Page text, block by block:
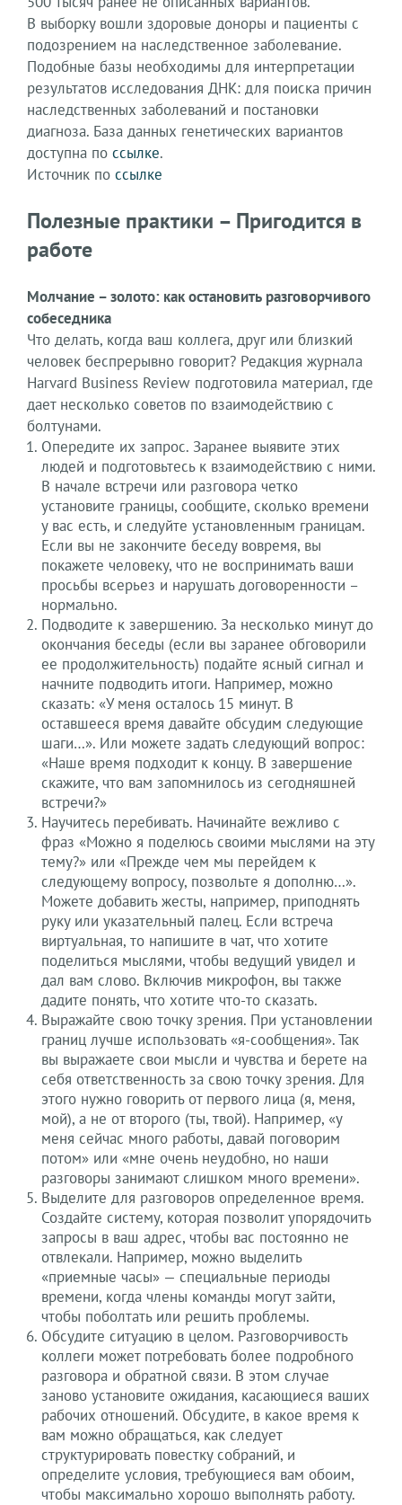
В выборку вошли здоровые доноры и пациенты с
подозрением на наследственное заболевание.
Подобные базы необходимы для интерпретации
результатов исследования ДНК: для поиска причин
наследственных заболеваний и постановки
диагноза. База данных генетических вариантов
доступна по ссылке.
Источник по ссылке
Полезные практики – Пригодится в
работе
Молчание – золото: как остановить разговорчивого
собеседника
Что делать, когда ваш коллега, друг или близкий
человек беспрерывно говорит? Редакция журнала
Harvard Business Review подготовила материал, где
дает несколько советов по взаимодействию с
болтунами.
Опередите их запрос. Заранее выявите этих
людей и подготовьтесь к взаимодействию с ними.
В начале встречи или разговора четко
установите границы, сообщите, сколько времени
у вас есть, и следуйте установленным границам.
Если вы не закончите беседу вовремя, вы
покажете человеку, что не воспринимать ваши
просьбы всерьез и нарушать договоренности –
нормально.
Подводите к завершению. За несколько минут до
окончания беседы (если вы заранее обговорили
ее продолжительность) подайте ясный сигнал и
начните подводить итоги. Например, можно
сказать: «У меня осталось 15 минут. В
оставшееся время давайте обсудим следующие
шаги…». Или можете задать следующий вопрос:
«Наше время подходит к концу. В завершение
скажите, что вам запомнилось из сегодняшней
встречи?»
Научитесь перебивать. Начинайте вежливо с
фраз «Можно я поделюсь своими мыслями на эту
тему?» или «Прежде чем мы перейдем к
следующему вопросу, позвольте я дополню…».
Можете добавить жесты, например, приподнять
руку или указательный палец. Если встреча
виртуальная, то напишите в чат, что хотите
поделиться мыслями, чтобы ведущий увидел и
дал вам слово. Включив микрофон, вы также
дадите понять, что хотите что-то сказать.
Выражайте свою точку зрения. При установлении
границ лучше использовать «я-сообщения». Так
вы выражаете свои мысли и чувства и берете на
себя ответственность за свою точку зрения. Для
этого нужно говорить от первого лица (я, меня,
мой), а не от второго (ты, твой). Например, «у
меня сейчас много работы, давай поговорим
потом» или «мне очень неудобно, но наши
разговоры занимают слишком много времени».
Выделите для разговоров определенное время.
Создайте систему, которая позволит упорядочить
запросы в ваш адрес, чтобы вас постоянно не
отвлекали. Например, можно выделить
«приемные часы» — специальные периоды
времени, когда члены команды могут зайти,
чтобы поболтать или решить проблемы.
Обсудите ситуацию в целом. Разговорчивость
коллеги может потребовать более подробного
разговора и обратной связи. В этом случае
заново установите ожидания, касающиеся ваших
рабочих отношений. Обсудите, в какое время к
вам можно обращаться, как следует
структурировать повестку собраний, и
определите условия, требующиеся вам обоим,
чтобы максимально хорошо выполнять работу.